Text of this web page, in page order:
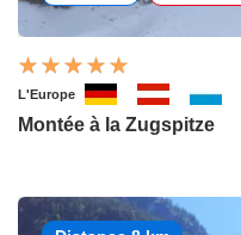
L'Europe
Montée à la Zugspitze